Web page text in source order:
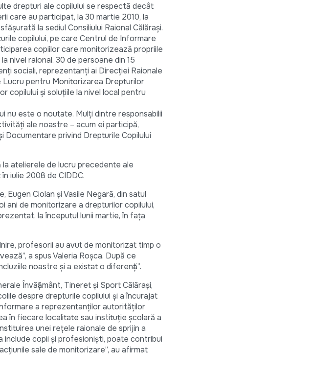
drepturi ale copilului se respectă decât
care au participat, la 30 martie 2010, la
la sediul Consiliului Raional Călăraşi.
copilului, pe care Centrul de Informare
copiilor care monitorizează propriile
nivel raional. 30 de persoane din 15
sociali, reprezentanţi ai Direcţiei Raionale
Lucru pentru Monitorizarea Drepturilor
copilului şi soluţiile la nivel local pentru
nu este o noutate. Mulţi dintre responsabilii
ale noastre – acum ei participă,
Documentare privind Drepturile Copilului
atelierele de lucru precedente ale
iulie 2008 de CIDDC.
Eugen Ciolan şi Vasile Negară, din satul
ani de monitorizare a drepturilor copilului,
la începutul lunii martie, în faţa
profesorii au avut de monitorizat timp o
a spus Valeria Roşca. După ce
noastre şi a existat o diferenţă”.
Învăţământ, Tineret şi Sport Călăraşi,
despre drepturile copilului şi a încurajat
a reprezentanţilor autorităţilor
în fiecare localitate sau instituţie şcolară a
unei reţele raionale de sprijin a
include copii şi profesionişti, poate contribui
sale de monitorizare”, au afirmat